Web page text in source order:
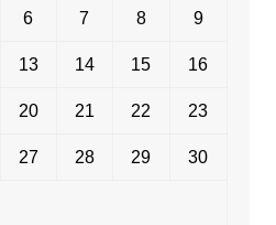
6 7 8 9
13 14 15 16
20 21 22 23
27 28 29 30